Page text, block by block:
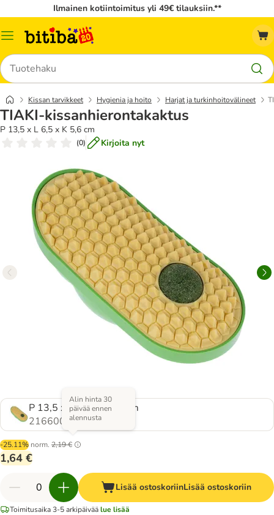
Ilmainen kotiintoimitus yli 49€ tilauksiin.**
Katalogivalikko
Hae
Kissan tarvikkeet Hygienia ja hoito Harjat ja turkinhoitovälineet
TIAKI-kissanhierontakaktus
P 13,5 x L 6,5 x K 5,6 cm
(0) Kirjoita nyt
P 13,5 x L 6,5 x K 5,6 cm
2166004.0
-25.11% norm. 2,19 €
Alin hinta 30
päivää ennen
alennusta
1,64 €
Lisää ostoskoriinLisää ostoskoriin
Toimitusaika 3-5 arkipäiväälue lisää